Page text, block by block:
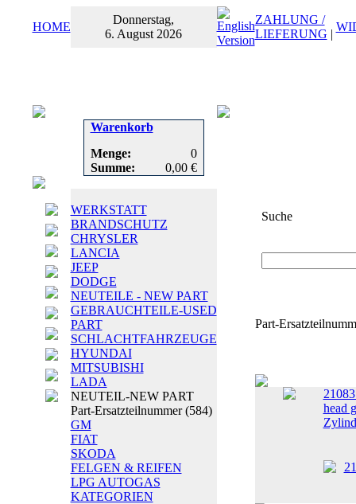
HOME
Donnerstag,
6. August 2026
ZAHLUNG /
LIEFERUNG |
Warenkorb
Menge:
0
Summe:
0,00 €
WERKSTATT
BRANDSCHUTZ
CHRYSLER
LANCIA
JEEP
DODGE
NEUTEILE - NEW PART
GEBRAUCHTEILE-USED
PART
SCHLACHTFAHRZEUGE
HYUNDAI
MITSUBISHI
LADA
NEUTEIL-NEW PART
Part-Ersatzteilnummer(584)
GM
FIAT
SKODA
FELGEN & REIFEN
LPG AUTOGAS
KATEGORIEN
Suche
Part-
head